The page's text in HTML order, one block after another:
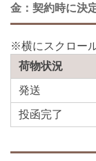
金：契約時に決定
荷物状況
発送
投函完了